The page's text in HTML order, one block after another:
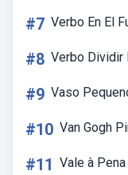
#7 Verbo En El
#8 Verbo Dividir
#9 Vaso
#10 Van Gogh
#11 Vale à